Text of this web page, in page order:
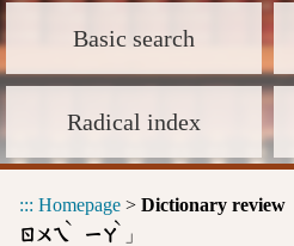
Basic search
Radical index
::: Homepage > Dictionary review
ㄖㄨㄟ
ˋ
ㄧㄚ
ˋ
」